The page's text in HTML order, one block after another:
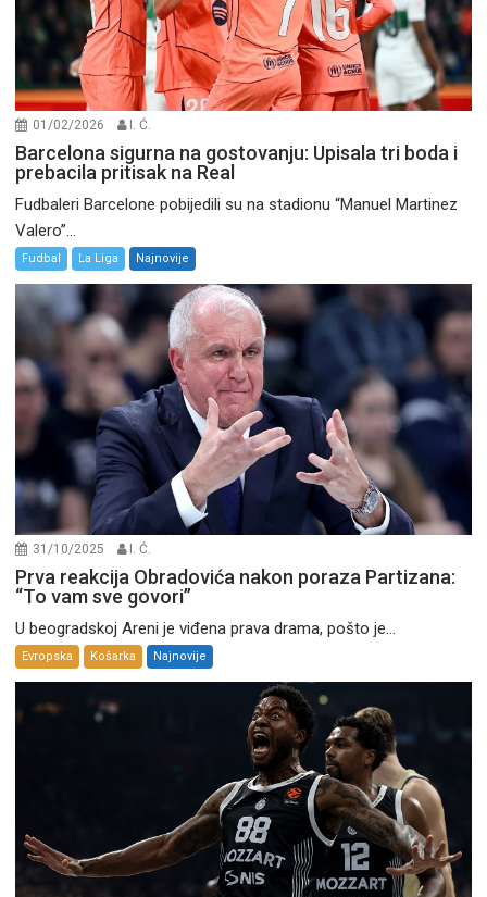
01/02/2026 I. Ć.
Barcelona sigurna na gostovanju: Upisala tri boda i
prebacila pritisak na Real
Fudbaleri Barcelone pobijedili su na stadionu “Manuel Martinez
Valero”...
Fudbal La Liga Najnovije
31/10/2025 I. Ć.
Prva reakcija Obradovića nakon poraza Partizana:
“To vam sve govori”
U beogradskoj Areni je viđena prava drama, pošto je...
Evropska Košarka Najnovije